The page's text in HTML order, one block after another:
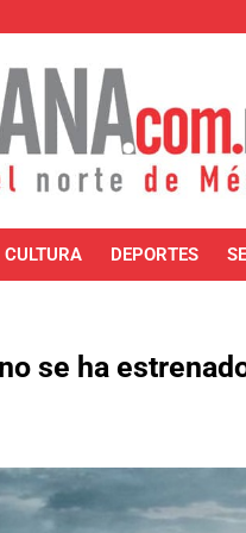
CULTURA DEPORTES
se ha